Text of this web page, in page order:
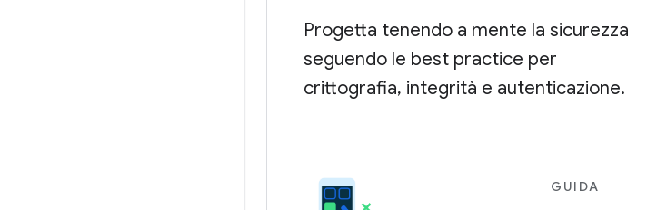
Progetta tenendo a mente la sicurezza
seguendo le best practice per
crittografia, integrità e autenticazione.
GUIDA